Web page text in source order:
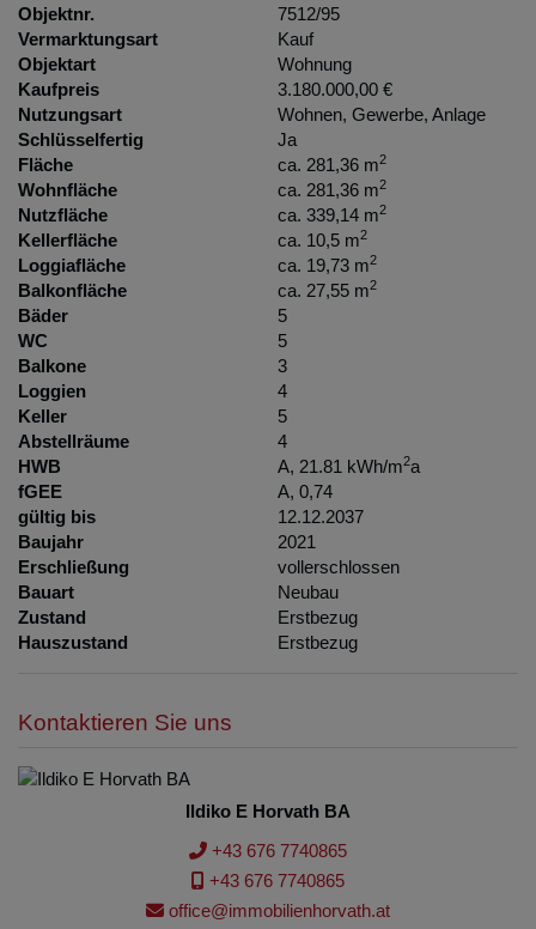
Objektnr.
7512/95
Vermarktungsart
Kauf
Objektart
Wohnung
Kaufpreis
3.180.000,00 €
Nutzungsart
Wohnen Gewerbe Anlage
Schlüsselfertig
Ja
Fläche
ca. 281,36 m2
Wohnfläche ca. 281,36 m2
Nutzfläche ca. 339,14 m2
Kellerfläche ca. 10,5 m2
Loggiafläche ca. 19,73 m2
Balkonfläche ca. 27,55 m2
Bäder
5
WC
5
Balkone
3
Loggien
4
Keller
5
Abstellräume
4
HWB
A, 21.81 kWh/m2a
fGEE
A, 0,74
gültig bis
12.12.2037
Baujahr
2021
Erschließung
vollerschlossen
Bauart
Neubau
Zustand
Erstbezug
Hauszustand
Erstbezug
Kontaktieren Sie uns
Ildiko E Horvath BA
+43 676 7740865
+43 676 7740865
office@immobilienhorvath.at